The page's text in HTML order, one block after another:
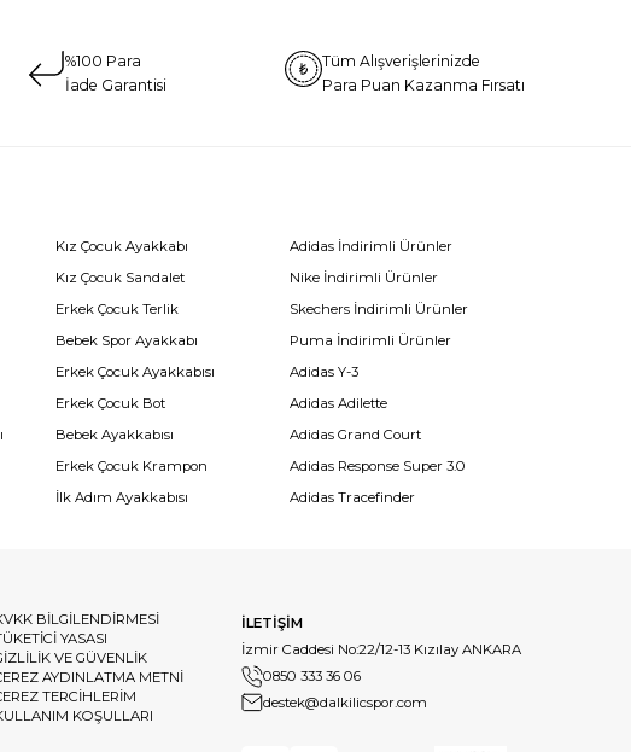
%100 Para
İade Garantisi
Tüm Alışverişlerinizde
Para Puan Kazanma Fırsatı
Kız Çocuk Ayakkabı
Kız Çocuk Sandalet
Erkek Çocuk Terlik
Bebek Spor Ayakkabı
Erkek Çocuk Ayakkabısı
Erkek Çocuk Bot
Bebek Ayakkabısı
Erkek Çocuk Krampon
İlk Adım Ayakkabısı
Adidas İndirimli Ürünler
Nike İndirimli Ürünler
Skechers İndirimli Ürünler
Puma İndirimli Ürünler
Adidas Y-3
Adidas Adilette
Adidas Grand Court
Adidas Response Super 3.0
Adidas Tracefinder
BİLGİLENDİRMESİ
YASASI
VE GÜVENLİK
AYDINLATMA METNİ
TERCİHLERİM
KOŞULLARI
İLETİŞİM
İzmir Caddesi No:22/12-13 Kızılay ANKARA
0850 333 36 06
destek@dalkilicspor.com